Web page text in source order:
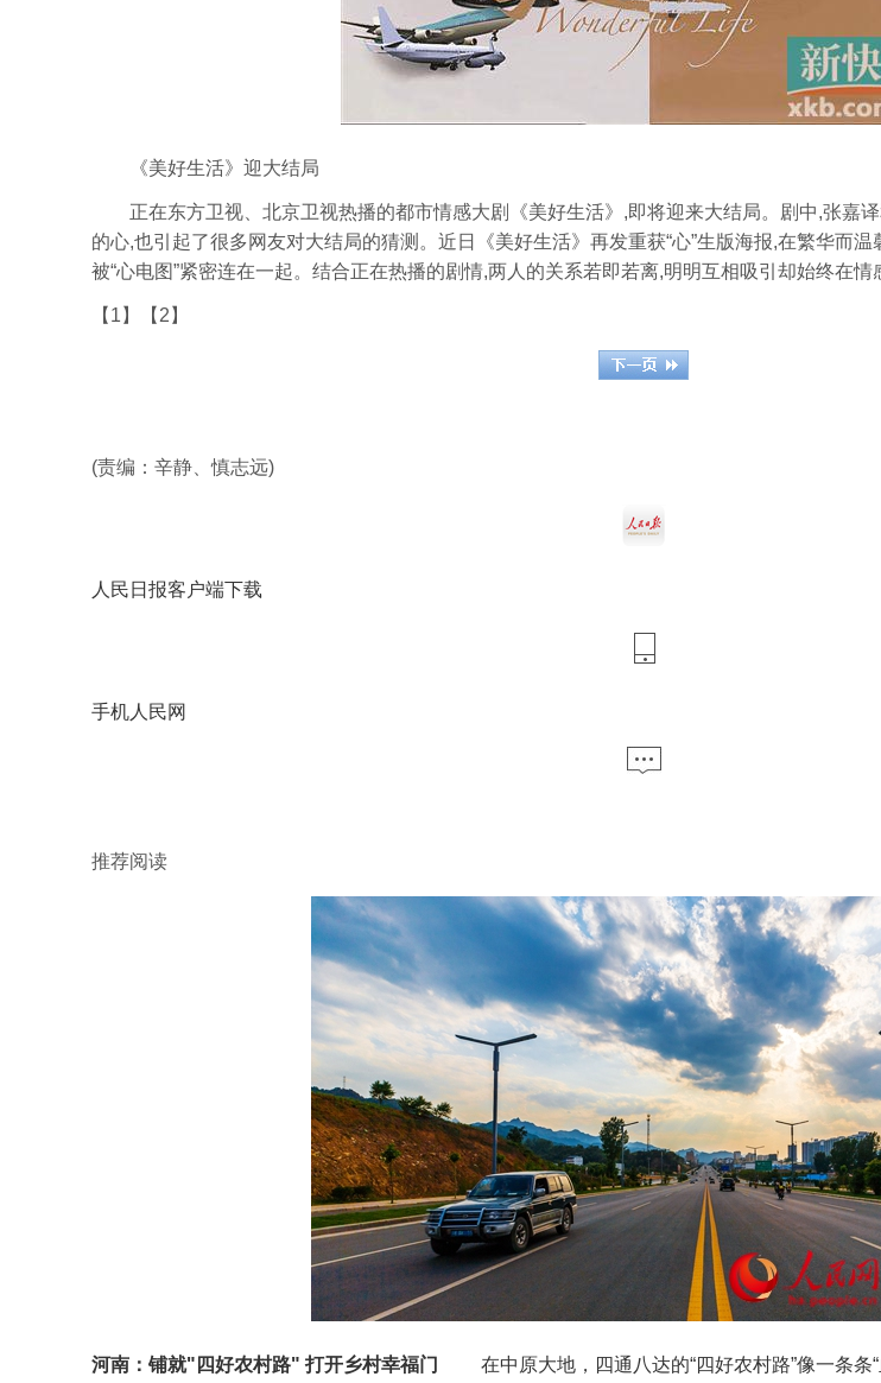
《美好生活》迎大结局
正在东方卫视、北京卫视热播的都市情感大剧《美好生活》,即将迎来大结局。剧中,张嘉
的心,也引起了很多网友对大结局的猜测。近日《美好生活》再发重获“心”生版海报,在繁华而
被“心电图”紧密连在一起。结合正在热播的剧情,两人的关系若即若离,明明互相吸引却始终在情
【1】【2】
(责编：辛静、慎志远)
人民日报客户端下载
手机人民网
推荐阅读
河南：铺就"四好农村路" 打开乡村幸福门
在中原大地，四通八达的“四好农村路”像一条条“